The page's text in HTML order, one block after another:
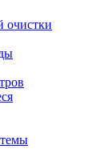
очистки